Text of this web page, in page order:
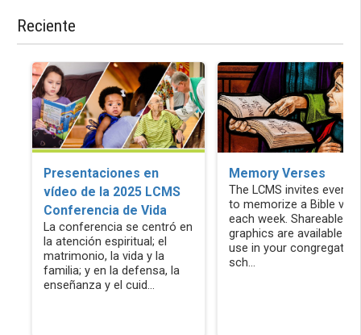
Reciente
Presentaciones en
vídeo de la 2025 LCMS
Conferencia de Vida
La conferencia se centró en
la atención espiritual; el
matrimonio, la vida y la
familia; y en la defensa, la
enseñanza y el cuid...
Memory Verses
The LCMS invites
to memorize a Bible
each week. Shareable
graphics are available to
use in your
sch...